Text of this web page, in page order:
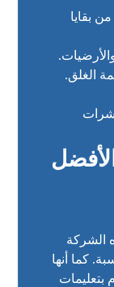
بقايا
الغلق.
الشركة
كما أنها
بتعليمات